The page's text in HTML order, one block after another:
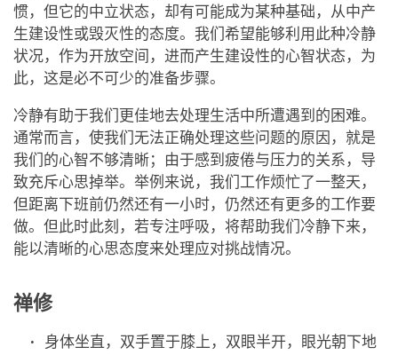
惯，但它的中立状态，却有可能成为某种基础，从中产
生建设性或毁灭性的态度。我们希望能够利用此种冷静
状况，作为开放空间，进而产生建设性的心智状态，为
此，这是必不可少的准备步骤。
冷静有助于我们更佳地去处理生活中所遭遇到的困难。
通常而言，使我们无法正确处理这些问题的原因，就是
我们的心智不够清晰；由于感到疲倦与压力的关系，导
致充斥心思掉举。举例来说，我们工作烦忙了一整天，
但距离下班前仍然还有一小时，仍然还有更多的工作要
做。但此时此刻，若专注呼吸，将帮助我们冷静下来，
能以清晰的心思态度来处理应对挑战情况。
禅修
身体坐直，双手置于膝上，双眼半开，眼光朝下地